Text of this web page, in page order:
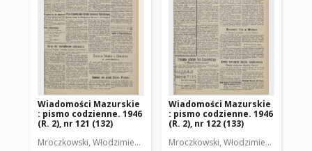
Wiadomości Mazurskie
: pismo codzienne. 1946
(R. 2), nr 121 (132)
Mroczkowski, Włodzimierz (1902-1971). Redaktor
Wiadomości Mazurskie
: pismo codzienne. 1946
(R. 2), nr 122 (133)
Mroczkowski, Włodzimierz (1902-